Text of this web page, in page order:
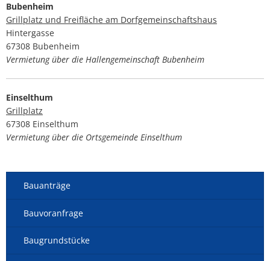
Bubenheim
Grillplatz und Freifläche am Dorfgemeinschaftshaus
Hintergasse
67308 Bubenheim
Vermietung über die Hallengemeinschaft Bubenheim
Einselthum
Grillplatz
67308 Einselthum
Vermietung über die Ortsgemeinde Einselthum
Bauanträge
Bauvoranfrage
Baugrundstücke